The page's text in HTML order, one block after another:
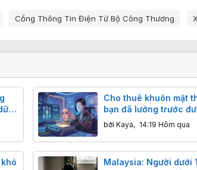
Cổng Thông Tin Điện Tử Bộ Công Thương
Cho thuê khuôn mặt
bạn đã lường trước
quả?
bởi Kaya, 14:19 Hôm qua
Malaysia: Người dưới